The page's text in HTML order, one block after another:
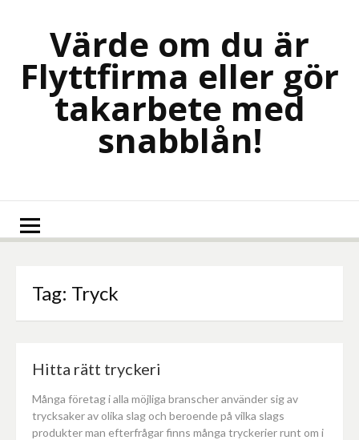
Värde om du är
Flyttfirma eller gör
takarbete med
snabblån!
Tag: Tryck
Hitta rätt tryckeri
Många företag i alla möjliga branscher använder sig av
trycksaker av olika slag och beroende på vilka slags
produkter man efterfrågar finns många tryckerier runt om i